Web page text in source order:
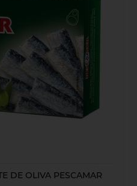
DE OLIVA PESCAMAR